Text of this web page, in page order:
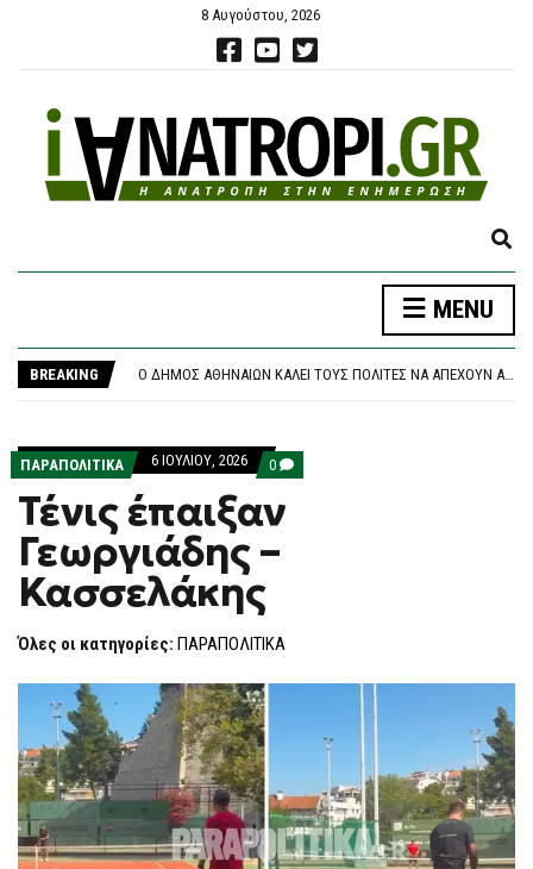
8 Αυγούστου, 2026
E
P
N
MENU
BREAKING
ΤΡΑΓΩΔΊΑ ΣΤΗΝ ΠΆΡΟ: 4ΧΡΟΝΟ ΠΑΙΔΊ ΈΧΑΣΕ ΤΗ ΖΩΉ ΤΟΥ ΣΕ ΠΙΣΊΝΑ BEACH BAR
Ο ΔΉΜΟΣ ΑΘΗΝΑΊΩΝ ΚΑΛΕΊ ΤΟΥΣ ΠΟΛΊΤΕΣ ΝΑ ΑΠΈΧΟΥΝ ΑΠΌ ΕΡΓΑΣΊΕΣ ΣΕ ΕΞΩΤΕΡΙΚΟΎΣ ΧΏΡΟΥΣ ΠΟΥ ΜΠΟΡΕΊ ΝΑ ΠΡΟΚΑΛΈΣΟΥΝ ΠΥΡΚΑΓΙΆ
ΠΑΡΑΠΟΛΙΤΙΚΑ 6 ΙΟΥΛΊΟΥ, 2026 0 COMMENTS
ON
ΤΈΝΙΣ
ΈΠΑΙΞΑΝ
–
Τένις έπαιξαν
Γεωργιάδης –
Κασσελάκης
Όλες οι κατηγορίες: ΠΑΡΑΠΟΛΙΤΙΚΑ